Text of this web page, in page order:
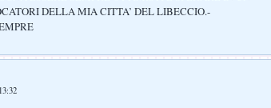
DELLA MIA CITTA’ DEL LIBECCIO.-